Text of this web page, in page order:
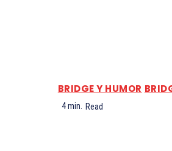
BRIDGE Y HUMOR
4min. Read